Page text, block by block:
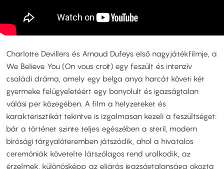
Charlotte Devillers és Arnaud Dufeys első nagyjátékfilmje, a
We Believe You (On vous croit) egy feszült és intenzív
családi dráma, amely egy belga anya harcát követi két
gyermeke felügyeletéért egy bonyolult és igazságtalan
válási per közegében. A film a helyzeteket és
karakterisztikát tekintve is izgalmasan kezeli a feszültséget:
bár a történet szinte teljes egészében a steril, modern
bírósági tárgyalóteremben játszódik, ahol a hivatalos
ceremóniák követelte látszólagos rend uralkodik, az
érzelmek, különösképp az eljárás igazságtalansága okozta